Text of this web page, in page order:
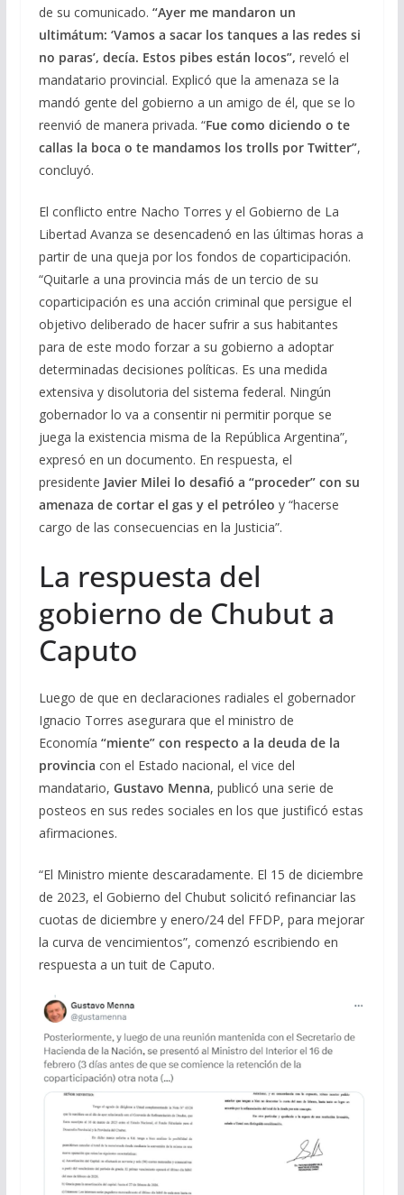
de su comunicado. “Ayer me mandaron un
ultimátum: ‘Vamos a sacar los tanques a las redes si
no paras’, decía. Estos pibes están locos”, reveló el
mandatario provincial. Explicó que la amenaza se la
mandó gente del gobierno a un amigo de él, que se lo
reenvió de manera privada. “Fue como diciendo o te
callas la boca o te mandamos los trolls por Twitter”,
concluyó.
El conflicto entre Nacho Torres y el Gobierno de La
Libertad Avanza se desencadenó en las últimas horas a
partir de una queja por los fondos de coparticipación.
“Quitarle a una provincia más de un tercio de su
coparticipación es una acción criminal que persigue el
objetivo deliberado de hacer sufrir a sus habitantes
para de este modo forzar a su gobierno a adoptar
determinadas decisiones políticas. Es una medida
extensiva y disolutoria del sistema federal. Ningún
gobernador lo va a consentir ni permitir porque se
juega la existencia misma de la República Argentina”,
expresó en un documento. En respuesta, el
presidente Javier Milei lo desafió a “proceder” con su
amenaza de cortar el gas y el petróleo y “hacerse
cargo de las consecuencias en la Justicia”.
La respuesta del
gobierno de Chubut a
Caputo
Luego de que en declaraciones radiales el gobernador
Ignacio Torres asegurara que el ministro de
Economía “miente” con respecto a la deuda de la
provincia con el Estado nacional, el vice del
mandatario, Gustavo Menna, publicó una serie de
posteos en sus redes sociales en los que justificó estas
afirmaciones.
“El Ministro miente descaradamente. El 15 de diciembre
de 2023, el Gobierno del Chubut solicitó refinanciar las
cuotas de diciembre y enero/24 del FFDP, para mejorar
la curva de vencimientos”, comenzó escribiendo en
respuesta a un tuit de Caputo.